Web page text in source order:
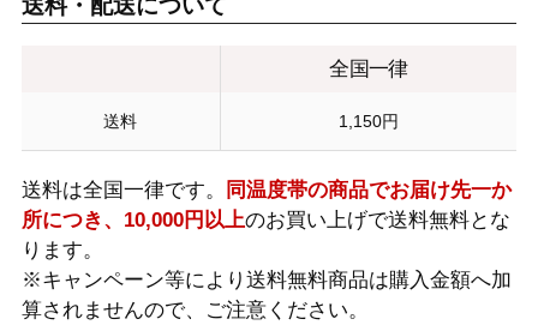
全国一律
送料 1,150円
送料は全国一律です。
同温度帯の商品でお届け先一か
所につき、10,000円以上のお買い上げで送料無料とな
ります。
※キャンペーン等により送料無料商品は購入金額へ加
算されませんので、ご注意ください。